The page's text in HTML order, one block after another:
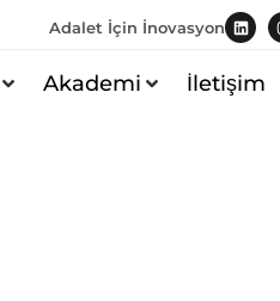
Adalet İçin İnovasyon
Akademi İletişim